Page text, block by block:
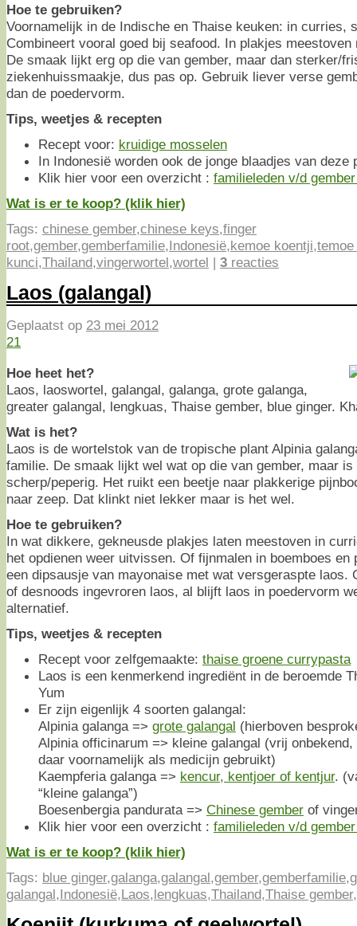
Hoe te gebruiken?
Voornamelijk in de Indische en Thaise keuken: in curries,
Combineert vooral goed bij seafood. In plakjes
De smaak lijkt erg op die van gember, maar dan sterker/
ziekenhuissmaakje, dus pas op. Gebruik liever verse
dan de poedervorm.
Tips, weetjes & recepten
Recept voor: kruidige mosselen
In Indonesië worden ook de jonge blaadjes van deze
Klik hier voor een overzicht : familieleden v/d
Wat is er te koop? (klik hier)
Tags: chinese gember,chinese keys,finger
root,gember,gemberfamilie,Indonesië,kemoe koentji,
kunci,Thailand,vingerwortel,wortel | 3 reacties
Laos (galangal)
Geplaatst op 23 mei 2012
21
Hoe heet het?
Laos, laoswortel, galangal, galanga, grote galanga,
greater galangal, lengkuas, Thaise gember, blue ginger.
Wat is het?
Laos is de wortelstok van de tropische plant Alpinia
familie. De smaak lijkt wel wat op die van gember, maar
scherp/peperig. Het ruikt een beetje naar plakkerige
naar zeep. Dat klinkt niet lekker maar is het wel.
Hoe te gebruiken?
In wat dikkere, gekneusde plakjes laten meestoven in
het opdienen weer uitvissen. Of fijnmalen in boemboes
een dipsausje van mayonaise met wat versgeraspte laos.
of desnoods ingevroren laos, al blijft laos in poedervorm
alternatief.
Tips, weetjes & recepten
Recept voor zelfgemaakte: thaise groene currypasta
Laos is een kenmerkend ingrediënt in de beroemde
Yum
Er zijn eigenlijk 4 soorten galangal:
Alpinia galanga => grote galangal (hierboven
Alpinia officinarum => kleine galangal (vrij
daar voornamelijk als medicijn gebruikt)
Kaempferia galanga => kencur, kentjoer of kentjur.
“kleine galanga”)
Boesenbergia pandurata => Chinese gember of
Klik hier voor een overzicht : familieleden v/d
Wat is er te koop? (klik hier)
Tags: blue ginger,galanga,galangal,gember,gemberfamilie,
galangal,Indonesië,Laos,lengkuas,Thailand,Thaise gember,